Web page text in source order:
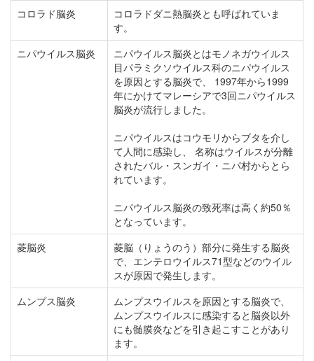
コロラド脳炎
コロラドダニ熱脳炎とも呼ばれていま
す。
ニパウイルス脳炎
ニパウイルス脳炎とはモノネガウイルス
目パラミクソウイルス科のニパウイルス
を原因とする脳炎で、 1997年から1999
年にかけてマレーシアで3回ニパウイルス
脳炎が流行しました。
ニパウイルスはコウモリからブタを介し
て人間に感染し、 名称はウイルスが分離
されたバル・スンガイ・ニパ村からとら
れています。
ニパウイルス脳炎の致死率は高く約50％
となっています。
菱脳炎
菱脳（りょうのう）部分に発生する脳炎
で、エンテロウイルス71型などのウイル
スが原因で発生します。
ムンプス脳炎
ムンプスウイルスを原因とする脳炎で、
ムンプスウイルスに感染すると脳炎以外
にも髄膜炎などを引き起こすことがあり
ます。